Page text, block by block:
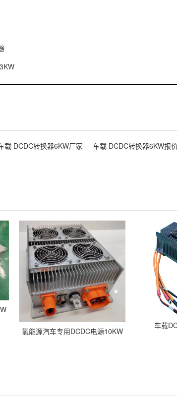
载 DCDC转换器6KW厂家 车载 DCDC转换器6KW报
氢能源汽车专用DCDC电源10KW
车载